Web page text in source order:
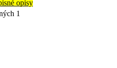
opisy
1